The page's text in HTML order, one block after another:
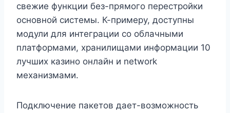
свежие функции без-прямого перестройки
основной системы. К-примеру, доступны
модули для интеграции со облачными
платформами, хранилищами информации 10
лучших казино онлайн и network
механизмами.
Подключение пакетов дает-возможность